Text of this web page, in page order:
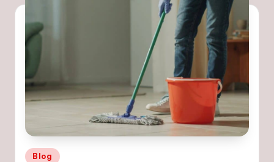
Geplaatst
Blog